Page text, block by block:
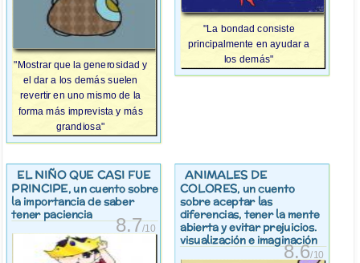
"Mostrar que la generosidad y
el dar a los demás suelen
revertir en uno mismo de la
forma más imprevista y más
grandiosa"
"La bondad consiste
principalmente en ayudar a
los demás"
EL NIÑO QUE CASI FUE
PRINCIPE, un cuento sobre
la importancia de saber
tener paciencia
8.7/10
ANIMALES DE
COLORES, un cuento
sobre aceptar las
diferencias, tener la mente
abierta y evitar prejuicios.
visualización e imaginación
8.6/10